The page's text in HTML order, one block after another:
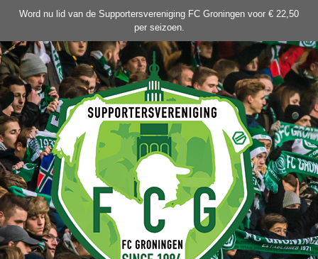
de
inhoud
Word nu lid van de Supportersvereniging FC Groningen voor € 22,50
per seizoen.